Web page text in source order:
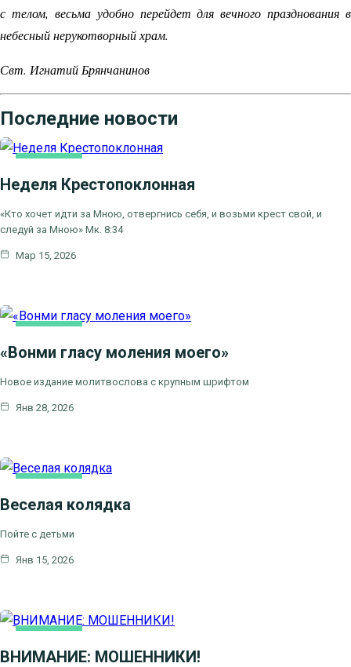
с телом, весьма удобно перейдет для вечного празднования в
небесный нерукотворный храм.
Свт. Игнатий Брянчанинов
Последние новости
Неделя Крестопоклонная
«Кто хочет идти за Мною, отвергнись себя, и возьми крест свой, и
следуй за Мною» Мк. 8:34
Мар 15, 2026
«Вонми гласу моления моего»
Новое издание молитвослова с крупным шрифтом
Янв 28, 2026
Веселая колядка
Пойте с детьми
Янв 15, 2026
ВНИМАНИЕ: МОШЕННИКИ!